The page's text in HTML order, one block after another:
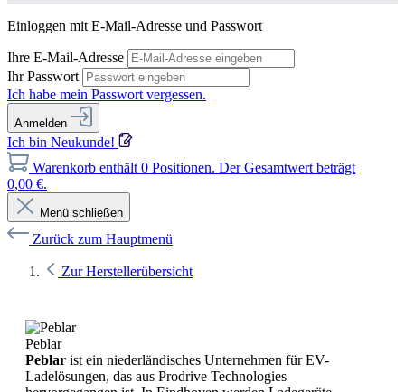
Einloggen mit E-Mail-Adresse und Passwort
Ihre E-Mail-Adresse
Ihr Passwort
Ich habe mein Passwort vergessen.
Anmelden
Ich bin Neukunde!
Warenkorb enthält 0 Positionen. Der Gesamtwert beträgt
0,00 €.
Menü schließen
Zurück zum Hauptmenü
Zur Herstellerübersicht
Peblar
Peblar ist ein niederländisches Unternehmen für EV-
Ladelösungen, das aus Prodrive Technologies